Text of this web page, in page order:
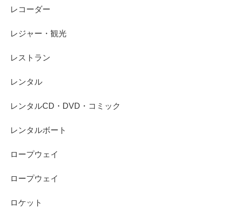
レコーダー
レジャー・観光
レストラン
レンタル
レンタルCD・DVD・コミック
レンタルボート
ロープウェイ
ロープウェイ
ロケット